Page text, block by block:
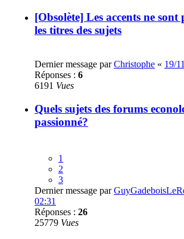
[Obsolète] Les accents ne
les titres des sujets
Dernier message parChristophe « 19/
Réponses : 6
6191 Vues
Quels sujets des forums
passionné?
1
2
3
Dernier message par
02:31
Réponses : 26
25779 Vues